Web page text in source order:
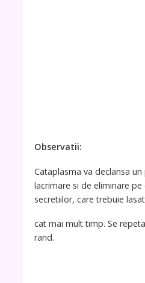
Observatii:
Cataplasma va declansa
lacrimare si de eliminare pe
secretiilor, care trebuie
cat mai mult timp. Se
rand.